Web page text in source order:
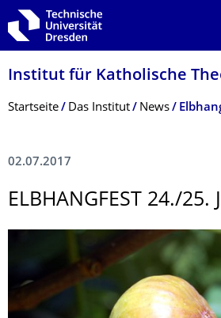
Zur Hauptnavigation springen
Zur Suche springen
Zum Inhalt springen
Institut für Katholische
Breadcrumb-Menü
Startseite Das Institut News
02.07.2017
ELBHANGFEST 24./25.